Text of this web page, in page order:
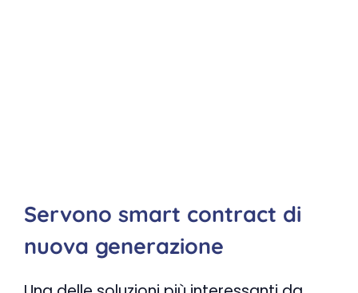
Servono smart contract di
nuova generazione